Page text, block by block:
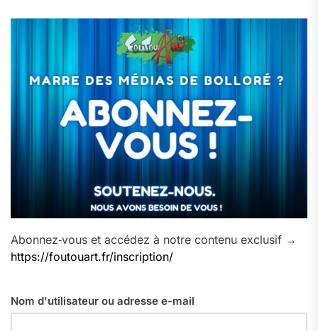
Abonnez‑vous et accédez à notre contenu exclusif →
https://foutouart.fr/inscription/
Nom d'utilisateur ou adresse e-mail